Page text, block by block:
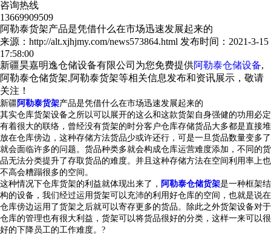
咨询热线
13669909509
阿勒泰货架产品是凭借什么在市场迅速发展起来的
来源：http://alt.xjhjmy.com/news573864.html 发布时间：2021-3-15
17:58:00
新疆昊嘉明逸仓储设备有限公司为您免费提供阿勒泰仓储设备,
阿勒泰仓储货架,阿勒泰货架等相关信息发布和资讯展示，敬请
关注！
新疆 阿勒泰货架产品是凭借什么在市场迅速发展起来的
其实仓库货架设备之所以可以展开的这么和这款货架自身强健的功用必定
有着很大的联络，曾经没有货架的时分客户仓库存储货品大多都是直接堆
放在仓库傍边，这种存储方法货品少或许还行，可是一旦货品数量变多了
就会面临许多的问题。货品种类多就会构成仓库运营难度添加，不同的货
品无法分类提升了存取货品的难度。并且这种存储方法在空间利用率上也
不高会糟蹋很多的空间。
这种情况下仓库货架的利益就体现出来了， 阿勒泰仓储货架是一种框架结
构的设备，我们经过运用货架可以充沛的利用好仓库的空间，也就是说在
仓库傍边运用了货架之后就可以寄存更多的货品。除此之外货架设备对于
仓库的管理也有很大利益，货架可以将货品很好的分类，这样一来可以很
好的下降员工的工作难度。 ?